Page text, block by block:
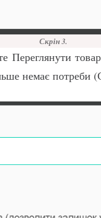
Скрін 3.
немає потреби